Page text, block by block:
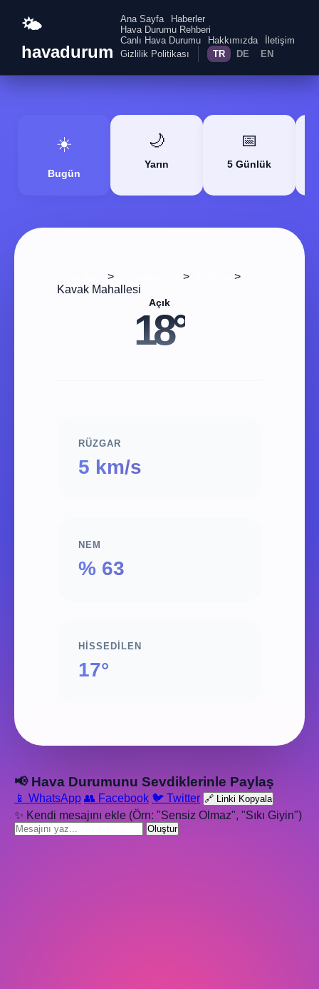
🌤️
havadurum
Ana Sayfa
Haberler
Hava Durumu Rehberi
Canlı Hava Durumu
Hakkımızda
İletişim
Gizlilik Politikası
TR DE EN
☀️
Bugün
🌙
Yarın
📅
5 Günlük
> >
>
Kavak Mahallesi
Açık
18°
RÜZGAR
5 km/s
NEM
% 63
HISSEDILEN
17°
📢 Hava Durumunu Sevdiklerinle Paylaş
📱 WhatsApp 👥 Facebook 🐦 Twitter 🔗 Linki Kopyala
✨ Kendi mesajını ekle (Örn: "Sensiz Olmaz", "Sıkı Giyin")
Oluştur